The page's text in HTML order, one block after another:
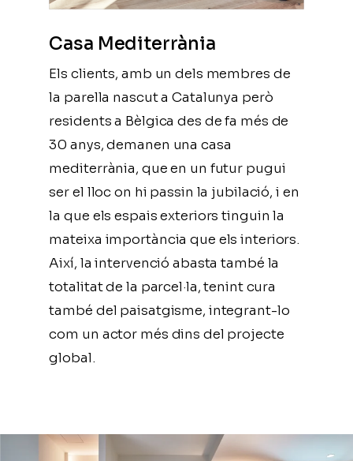
Casa Mediterrània
Els clients, amb un dels membres de
la parella nascut a Catalunya però
residents a Bèlgica des de fa més de
30 anys, demanen una casa
mediterrània, que en un futur pugui
ser el lloc on hi passin la jubilació, i en
la que els espais exteriors tinguin la
mateixa importància que els interiors.
Així, la intervenció abasta també la
totalitat de la parcel·la, tenint cura
també del paisatgisme, integrant-lo
com un actor més dins del projecte
global.